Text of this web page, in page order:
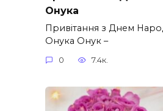
Онука
Привітання з Днем
Онука Онук –
0 7.4к.